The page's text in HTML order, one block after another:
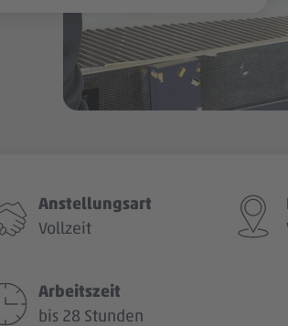
Anstellungsart
Vollzeit
Arbeitszeit
bis 28 Stunden